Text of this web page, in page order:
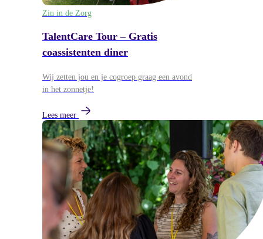
Zin in de Zorg
TalentCare Tour – Gratis
coassistenten diner
Wij zetten jou en je cogroep graag een avond
in het zonnetje!
Lees meer